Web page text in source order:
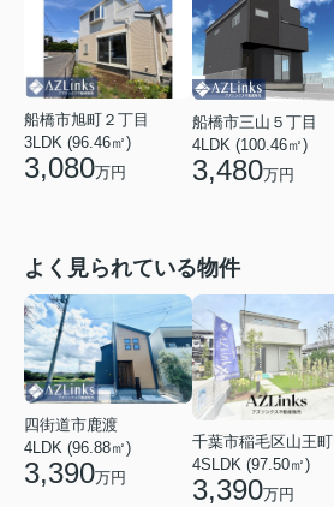
船橋市旭町２丁目
3LDK (96.46㎡)
3,080万円
船橋市三山５丁目
4LDK (100.46㎡)
3,480万円
よく見られている物件
四街道市鹿渡
4LDK (96.88㎡)
3,390万円
千葉市稲毛区山王町
4SLDK (97.50㎡)
3,390万円